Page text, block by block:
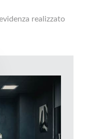
realizzato